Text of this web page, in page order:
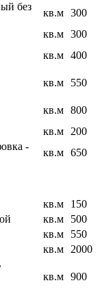
без
кв.м 300
кв.м 300
кв.м 400
кв.м 550
кв.м 800
кв.м 200
-
кв.м 650
кв.м
150
кв.м
500
кв.м
550
кв.м 2000
кв.м 900